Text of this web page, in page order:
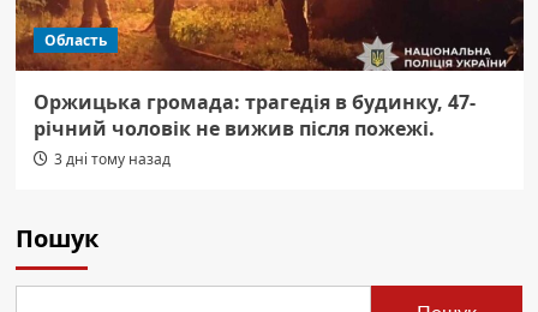
Область
Оржицька громада: трагедія в будинку, 47-
річний чоловік не вижив після пожежі.
3 дні тому назад
Пошук